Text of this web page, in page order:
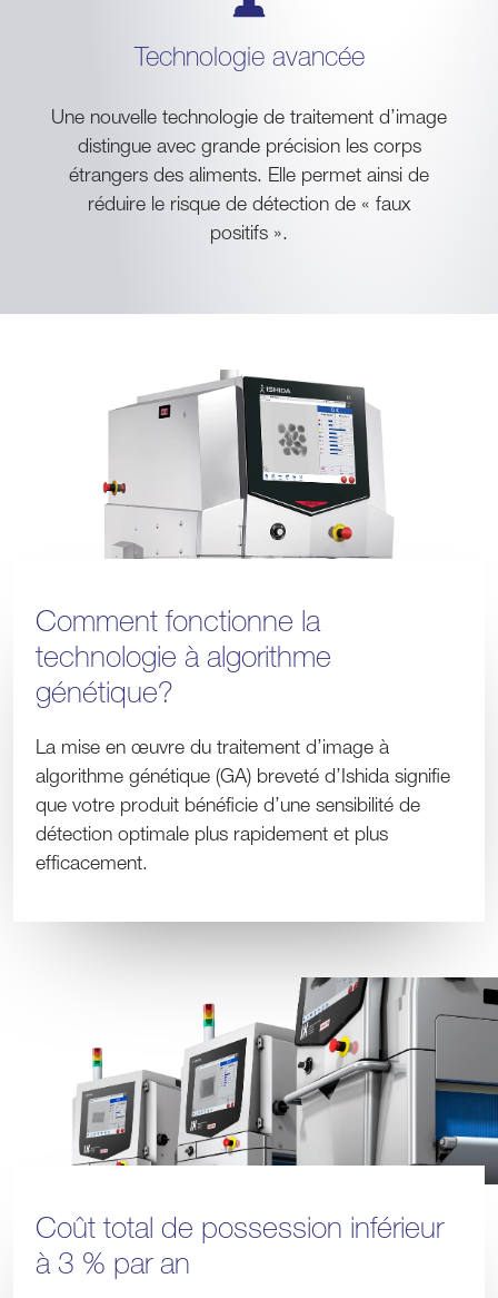
Technologie avancée
Une nouvelle technologie de traitement d’image
distingue avec grande précision les corps
étrangers des aliments. Elle permet ainsi de
réduire le risque de détection de « faux
positifs ».
Comment fonctionne la
technologie à algorithme
génétique?
La mise en œuvre du traitement d’image à
algorithme génétique (GA) breveté d’Ishida signifie
que votre produit bénéficie d’une sensibilité de
détection optimale plus rapidement et plus
efficacement.
Coût total de possession inférieur
à 3 % par an